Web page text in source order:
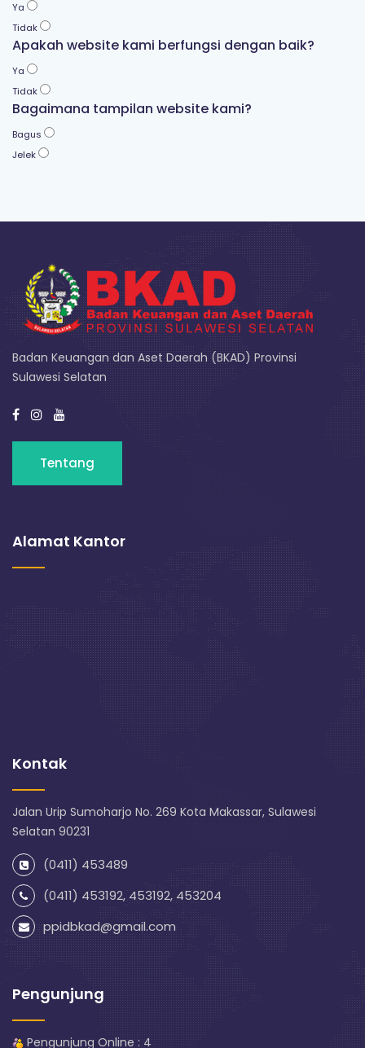
Ya
Tidak
Apakah website kami berfungsi dengan baik?
Ya
Tidak
Bagaimana tampilan website kami?
Bagus
Jelek
Badan Keuangan dan Aset Daerah (BKAD) Provinsi
Sulawesi Selatan
Tentang
Alamat Kantor
Kontak
Jalan Urip Sumoharjo No. 269 Kota Makassar, Sulawesi
Selatan 90231
(0411) 453489
(0411) 453192, 453192, 453204
ppidbkad@gmail.com
Pengunjung
Pengunjung Online : 4